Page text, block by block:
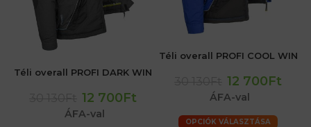
Téli overall PROFI DARK WIN
12 700Ft
ÁFA-val
Téli overall PROFI COOL WIN
12 700Ft
ÁFA-val
OPCIÓK VÁLASZTÁSA